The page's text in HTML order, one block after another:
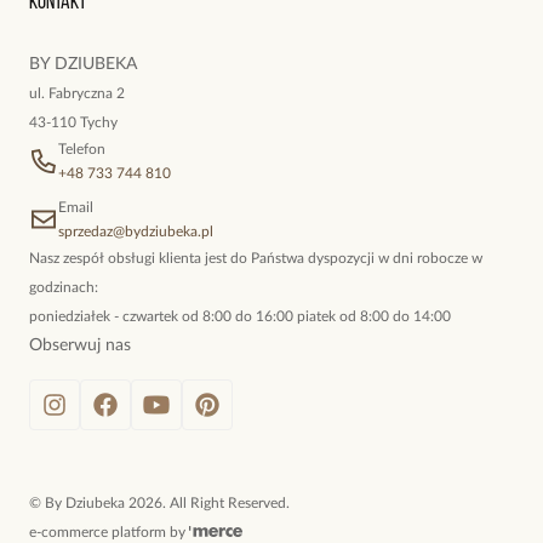
BY DZIUBEKA
ul. Fabryczna 2
43-110 Tychy
Telefon
+48 733 744 810
Email
sprzedaz@bydziubeka.pl
Nasz zespół obsługi klienta jest do Państwa dyspozycji w dni robocze w
godzinach:
poniedziałek - czwartek od 8:00 do 16:00 piatek od 8:00 do 14:00
Obserwuj nas
© By Dziubeka 2026. All Right Reserved.
e-commerce platform by